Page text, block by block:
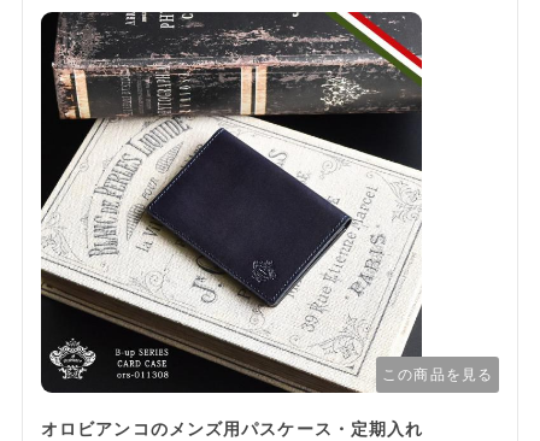
この商品を見る
オロビアンコのメンズ用パスケース・定期入れ